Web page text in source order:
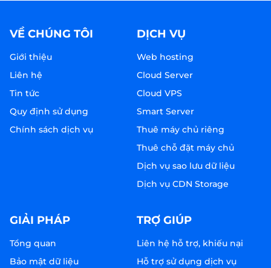
VỀ CHÚNG TÔI
Giới thiệu
Liên hệ
Tin tức
Quy định sử dụng
Chính sách dịch vụ
DỊCH VỤ
Web hosting
Cloud Server
Cloud VPS
Smart Server
Thuê máy chủ riêng
Thuê chỗ đặt máy chủ
Dịch vụ sao lưu dữ liệu
Dịch vụ CDN Storage
GIẢI PHÁP
Tổng quan
Bảo mật dữ liệu
TRỢ GIÚP
Liên hệ hỗ trợ, khiếu nại
Hỗ trợ sử dụng dịch vụ